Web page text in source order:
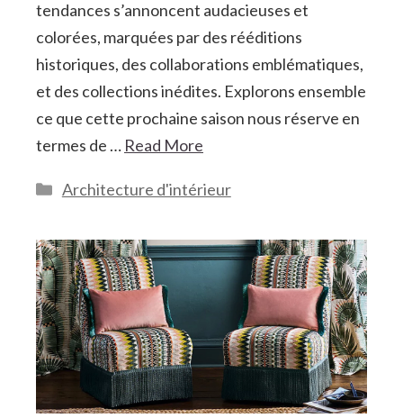
tendances s’annoncent audacieuses et
colorées, marquées par des rééditions
historiques, des collaborations emblématiques,
et des collections inédites. Explorons ensemble
ce que cette prochaine saison nous réserve en
termes de … Read More
Catégories
Architecture d'intérieur